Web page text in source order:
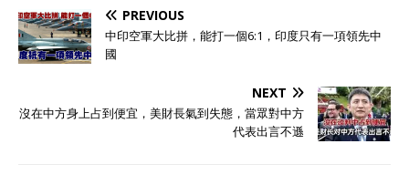
方献媚。 1978年盛夏，一
道指令划破沉寂。中国，这
个曾在自身经济尚不宽裕之
时，毅然勒紧裤腰带，慷慨
远在欧洲的阿尔巴尼亚和近
PREVIOUS
中印空軍大比拼，能打一個6:1，印度只有一項領先中
國
NEXT
沒在中方身上占到便宜，美財長氣到失態，當眾對中方
代表出言不遜